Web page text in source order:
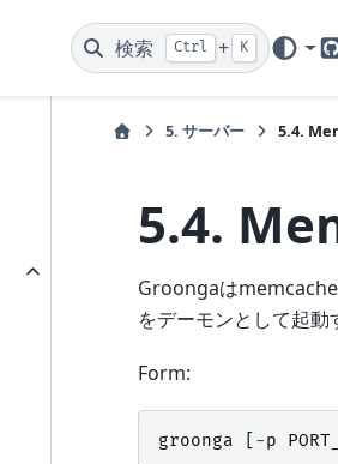
検索 Ctrl + K
5. サーバー 5.4.
5.4.
Groongaは
をデーモンとして起動
Form:
groonga -p